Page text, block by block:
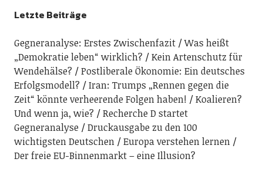
Letzte Beiträge
Gegneranalyse: Erstes Zwischenfazit
Was heißt
„Demokratie leben“ wirklich?
Kein Artenschutz für
Wendehälse?
Postliberale Ökonomie: Ein deutsches
Erfolgsmodell?
Iran: Trumps „Rennen gegen die
Zeit“ könnte verheerende Folgen haben!
Koalieren?
Und wenn ja, wie?
Recherche D startet
Gegneranalyse
Druckausgabe zu den 100
wichtigsten Deutschen
Europa verstehen lernen
Der freie EU-Binnenmarkt – eine Illusion?